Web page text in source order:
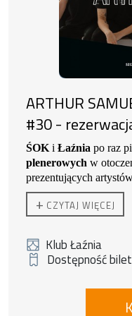
za granicą. Jego
prywatnych i
Stanach
ARTHUR
#30 -
ŚOK i Łaźnia po raz
plenerowych w
prezentujących
ARTHUR SAMUEL
+ CZYTAJ WIĘCEJ
Klub Łaźnia
Dostępność
Duża dostępność